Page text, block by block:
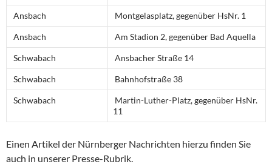
Ansbach Montgelasplatz, gegenüber HsNr. 1
Ansbach Am Stadion 2, gegenüber Bad Aquella
Schwabach Ansbacher Straße 14
Schwabach Bahnhofstraße 38
Schwabach
Martin-Luther-Platz, gegenüber HsNr.
11
Einen Artikel der Nürnberger Nachrichten hierzu finden Sie
auch in unserer Presse-Rubrik.